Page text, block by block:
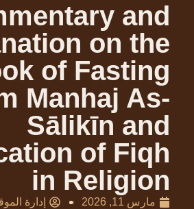
and
on the
of Fasting
Manhaj As-
Sālikīn and
of Fiqh
in Religion
مارس 11, 2026 إدارة الموقع